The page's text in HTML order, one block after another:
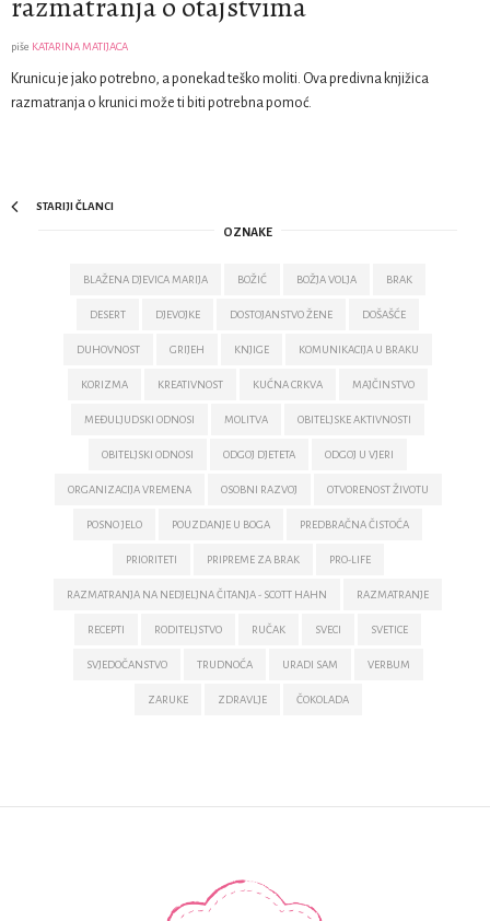
piše KATARINA MATIJACA
Krunicu je jako potrebno, a ponekad teško moliti. Ova predivna knjižica
razmatranja o krunici može ti biti potrebna pomoć.
STARIJI ČLANCI
OZNAKE
BLAŽENA DJEVICA MARIJA BOŽIĆ BOŽJA VOLJA BRAK
DESERT DJEVOJKE DOSTOJANSTVO ŽENE DOŠAŠĆE
DUHOVNOST GRIJEH KNJIGE KOMUNIKACIJA U BRAKU
KORIZMA KREATIVNOST KUĆNA CRKVA MAJČINSTVO
MEĐULJUDSKI ODNOSI MOLITVA OBITELJSKE AKTIVNOSTI
OBITELJSKI ODNOSI ODGOJ DJETETA ODGOJ U VJERI
ORGANIZACIJA VREMENA OSOBNI RAZVOJ OTVORENOST ŽIVOTU
POSNO JELO POUZDANJE U BOGA PREDBRAČNA ČISTOĆA
PRIORITETI PRIPREME ZA BRAK PRO-LIFE
RAZMATRANJA NA NEDJELJNA ČITANJA - SCOTT HAHN RAZMATRANJE
RECEPTI RODITELJSTVO RUČAK SVECI SVETICE
SVJEDOČANSTVO TRUDNOĆA URADI SAM VERBUM
ZARUKE ZDRAVLJE ČOKOLADA